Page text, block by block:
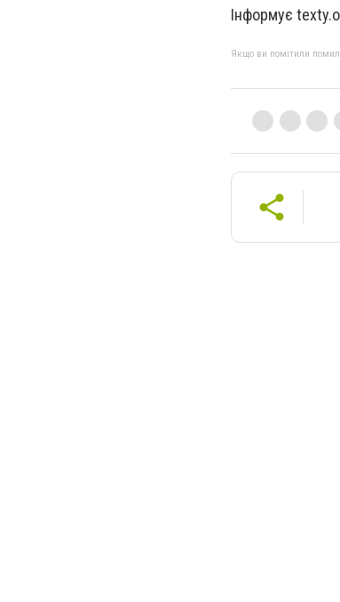
Інформує
Якщо ви помітили